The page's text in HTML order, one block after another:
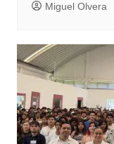
Miguel Olvera